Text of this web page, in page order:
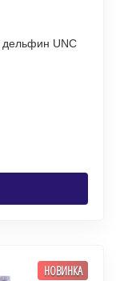
Венесуэла 2 боливара 2012 Амазонский дельфин UNC
НОВИНКА